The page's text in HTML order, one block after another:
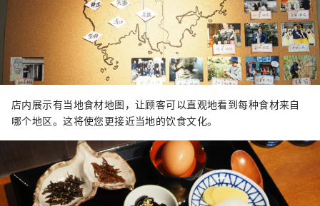
店内展示有当地食材地图，让顾客可以直观地看到每种食材来自
哪个地区。这将使您更接近当地的饮食文化。